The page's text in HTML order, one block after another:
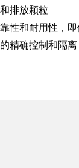
排放颗粒
性和耐用性，
精确控制和隔离